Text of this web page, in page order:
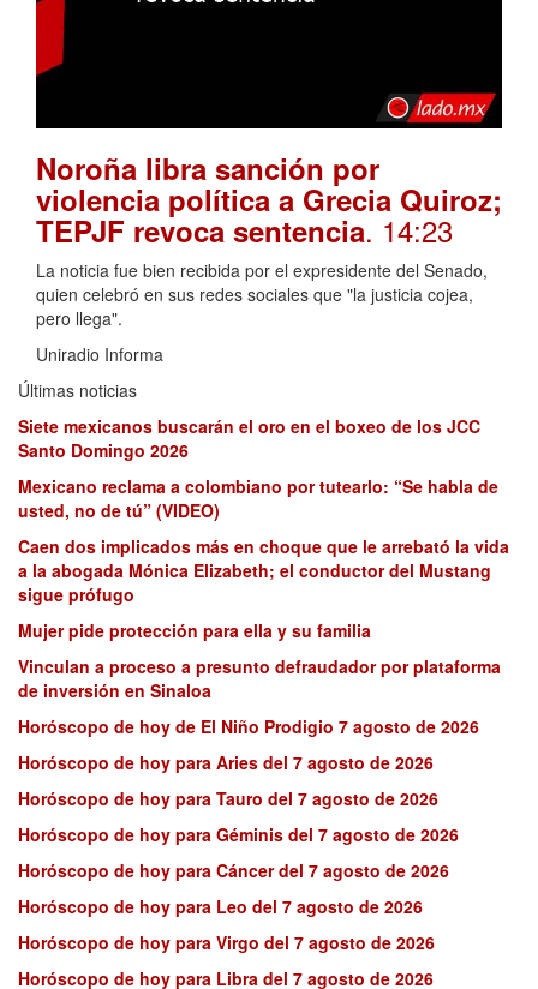
Noroña libra sanción por
violencia política a Grecia Quiroz;
TEPJF revoca sentencia. 14:23
La noticia fue bien recibida por el expresidente del Senado,
quien celebró en sus redes sociales que "la justicia cojea,
pero llega".
Uniradio Informa
Últimas noticias
Siete mexicanos buscarán el oro en el boxeo de los JCC
Santo Domingo 2026
Mexicano reclama a colombiano por tutearlo: “Se habla de
usted, no de tú” (VIDEO)
Caen dos implicados más en choque que le arrebató la vida
a la abogada Mónica Elizabeth; el conductor del Mustang
sigue prófugo
Mujer pide protección para ella y su familia
Vinculan a proceso a presunto defraudador por plataforma
de inversión en Sinaloa
Horóscopo de hoy de El Niño Prodigio 7 agosto de 2026
Horóscopo de hoy para Aries del 7 agosto de 2026
Horóscopo de hoy para Tauro del 7 agosto de 2026
Horóscopo de hoy para Géminis del 7 agosto de 2026
Horóscopo de hoy para Cáncer del 7 agosto de 2026
Horóscopo de hoy para Leo del 7 agosto de 2026
Horóscopo de hoy para Virgo del 7 agosto de 2026
Horóscopo de hoy para Libra del 7 agosto de 2026